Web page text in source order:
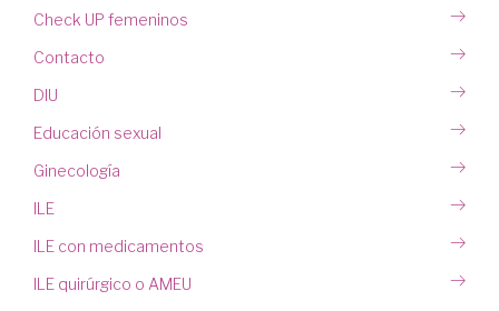
Check UP femeninos
Contacto
DIU
Educación sexual
Ginecología
ILE
ILE con medicamentos
ILE quirúrgico o AMEU